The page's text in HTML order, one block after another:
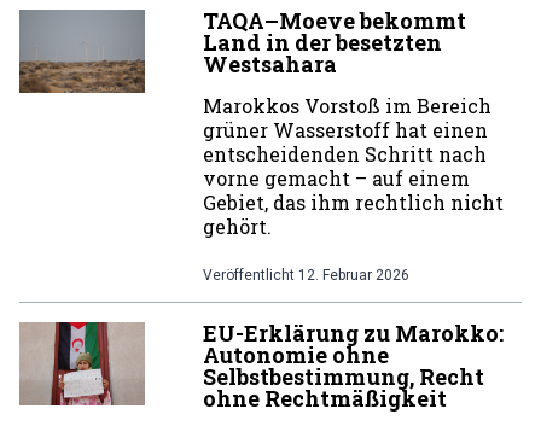
TAQA–Moeve bekommt
Land in der besetzten
Westsahara
Marokkos Vorstoß im Bereich
grüner Wasserstoff hat einen
entscheidenden Schritt nach
vorne gemacht – auf einem
Gebiet, das ihm rechtlich nicht
gehört.
Veröffentlicht 12. Februar 2026
EU-Erklärung zu Marokko:
Autonomie ohne
Selbstbestimmung, Recht
ohne Rechtmäßigkeit